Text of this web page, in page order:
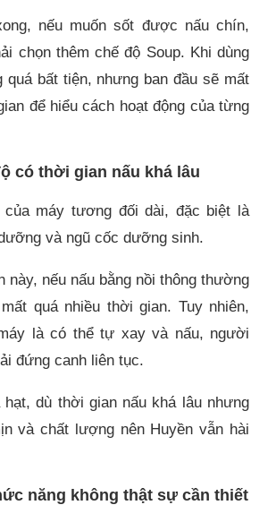
nếu muốn sốt được nấu chín,
chọn thêm chế độ Soup. Khi dùng
quá bất tiện, nhưng ban đầu sẽ mất
để hiểu cách hoạt động của từng
có thời gian nấu khá lâu
của máy tương đối dài, đặc biệt là
và ngũ cốc dưỡng sinh.
này, nếu nấu bằng nồi thông thường
quá nhiều thời gian. Tuy nhiên,
là có thể tự xay và nấu, người
đứng canh liên tục.
dù thời gian nấu khá lâu nhưng
và chất lượng nên Huyền vẫn hài
năng không thật sự cần thiết